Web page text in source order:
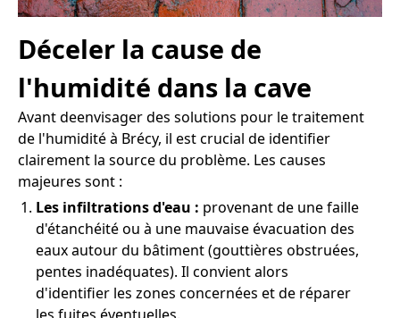
Déceler la cause de
l'humidité dans la cave
Avant deenvisager des solutions pour le traitement
de l'humidité à Brécy, il est crucial de identifier
clairement la source du problème. Les causes
majeures sont :
Les infiltrations d'eau : provenant de une faille
d'étanchéité ou à une mauvaise évacuation des
eaux autour du bâtiment (gouttières obstruées,
pentes inadéquates). Il convient alors
d'identifier les zones concernées et de réparer